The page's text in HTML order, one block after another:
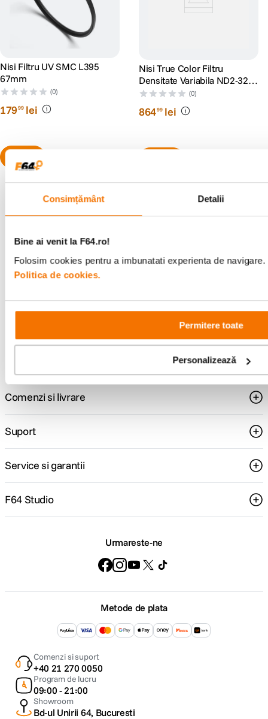
Consimțământ Detalii
Bine ai venit la F64.ro!
Folosim cookies pentru a imbunatati experienta de
Politica de cookies.
Permitere toate
Personalizează
Nisi Filtru UV SMC L395
67mm
(0)
17999 lei
Nisi True Color Filtru
Densitate Variabila ND2-32
67mm
(0)
86499 lei
ghiduri foto-video si oferte pregatite special
pentru tine.
specializata
Livrare gratuita
499lei
Comenzi si livrare
Suport
Service si garantii
F64 Studio
Urmareste-ne
Metode de plata
Comenzi si suport
+40 21 270 0050
Program de lucru
09:00 - 21:00
Showroom
Bd-ul Unirii 64, Bucuresti